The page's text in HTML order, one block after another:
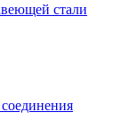
стали